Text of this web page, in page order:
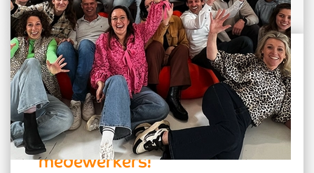
Leestijd:5 min.
De Great Place To Work
certificering stimuleert ons
om onszelf te verbeteren en
te blijven luisteren naar onze
medewerkers!